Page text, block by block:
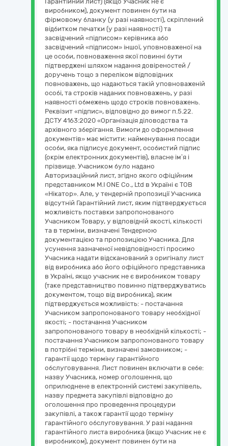
виробником), документ повинен бути на
фірмовому бланку (у разі наявності), скріплений
відбитком печатки (у разі наявності) та
засвідчений «підписом» керівника або
засвідчений «підписом» іншої, уповноваженої на
це особи, повноваження якої повинні бути
підтверджені шляхом надання довіреностей /
доручень тощо з переліком відповідних
повноважень, що надаються такій уповноваженій
особі, та строків наданих повноважень, у разі
наявності обмежень щодо строків повноважень.
Реквізит «підпис», відповідно до вимог п.5.22.
ДСТУ 4163:2020 «Організація діловодства та
архівного зберігання. Вимоги до оформлення
документів» має містити: найменування посади
особи, яка підписує документ, особистий підпис
(окрім електронних документів), власне ім’я і
прізвище. Учасником було надано
Авторизаційний лист, згідно якого офіційним
представником M.I ONE Co., Ltd в Україні є ТОВ
«Нікатор». Але, у тендерній пропозиції Учасника
відсутній Гарантійний лист, яким підтверджується
можливість поставки запропонованого
Учасником Товару, у відповідній якості, кількості
та в терміни, визначені Тендерною
документацією та пропозицією Учасника. Для
усунення зазначеної невідповідності просимо
Учасника надати відсканований з оригіналу лист
від виробника або його офіційного представника
в Україні, якщо учасник не є виробником товару
(таке представництво повинно підтверджуватись
документом, тощо від виробника), яким
підтверджується можливість: - постачання
Учасником запропонованого товару необхідної
якості; - постачання Учасником
запропонованого товару в необхідній кількості; -
постачання Учасником запропонованого товару
в потрібні терміни, визначені замовником; -
гарантії щодо терміну гарантійного
обслуговування. Лист повинен включати в себе:
назву Учасника, номер оголошення, що
оприлюднене в електронній системі закупівель,
назву предмета закупівлі відповідно до
оголошення про проведення процедури
закупівлі, а також гарантії щодо терміну
гарантійного обслуговування. У разі надання
гарантійного листа виробника (якщо Учасник не є
виробником), документ повинен бути на